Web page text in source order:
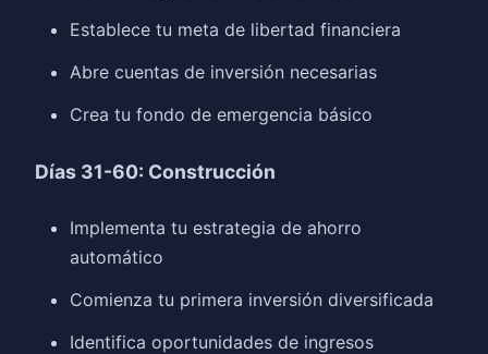
Establece tu meta de libertad financiera
Abre cuentas de inversión necesarias
Crea tu fondo de emergencia básico
Días 31-60: Construcción
Implementa tu estrategia de ahorro
automático
Comienza tu primera inversión diversificada
Identifica oportunidades de ingresos